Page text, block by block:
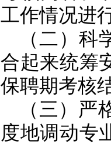
工作情况进
（二）
合起来统筹
保聘期考核
（三）
度地调动专